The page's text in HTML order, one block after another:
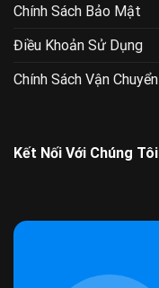
Chính Sách Bảo Mật
Điều Khoản Sử Dụng
Chính Sách Vận Chuyển
Kết Nối Với Chúng Tôi